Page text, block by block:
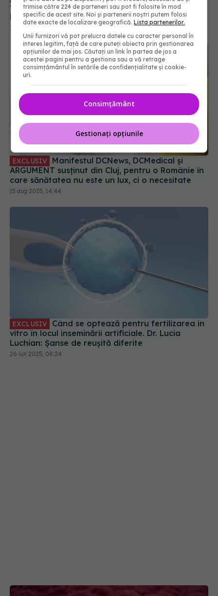
26 sep 2025, 19:35
EXCLUSIV
ARGUMENT susținut din Cluj, pentru o Românie în
care sănătatea nu este un lux, ci o necesitate
15 aug 2025, 14:44
Luchian: Șanse de reușită diferite
26 iun 2025, 08:24
trimise către 224 de parteneri sau pot fi folosite în mod
specific de acest site. Noi și partenerii noștri putem folosi
date exacte de localizare geografică.Lista partenerilor.
Unii furnizori vă pot prelucra datele cu caracter personal în
interes legitim, față de care puteți obiecta prin gestionarea
opțiunilor de mai jos. Căutați un link în partea de jos a
acestei pagini pentru a gestiona sau a vă retrage
consimțământul în setările de confidențialitate și cookie-
uri.
Consimțământ
Gestionați opțiunile